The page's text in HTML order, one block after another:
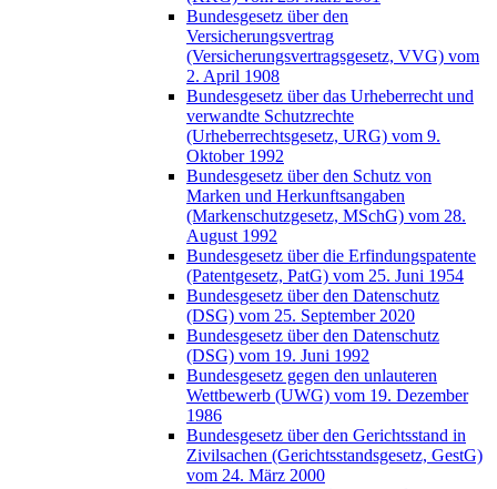
Bundesgesetz über den
Versicherungsvertrag
(Versicherungsvertragsgesetz, VVG) vom
2. April 1908
Bundesgesetz über das Urheberrecht und
verwandte Schutzrechte
(Urheberrechtsgesetz, URG) vom 9.
Oktober 1992
Bundesgesetz über den Schutz von
Marken und Herkunftsangaben
(Markenschutzgesetz, MSchG) vom 28.
August 1992
Bundesgesetz über die Erfindungspatente
(Patentgesetz, PatG) vom 25. Juni 1954
Bundesgesetz über den Datenschutz
(DSG) vom 25. September 2020
Bundesgesetz über den Datenschutz
(DSG) vom 19. Juni 1992
Bundesgesetz gegen den unlauteren
Wettbewerb (UWG) vom 19. Dezember
1986
Bundesgesetz über den Gerichtsstand in
Zivilsachen (Gerichtsstandsgesetz, GestG)
vom 24. März 2000